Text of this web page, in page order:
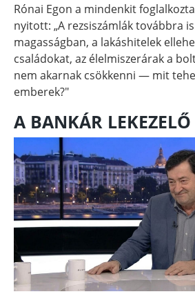
Rónai Egon a mindenkit
nyitott: „A rezsiszámlák továbbra
magasságban, a lakáshitelek
családokat, az élelmiszerárak a
nem akarnak csökkenni — mit
emberek?"
A BANKÁR